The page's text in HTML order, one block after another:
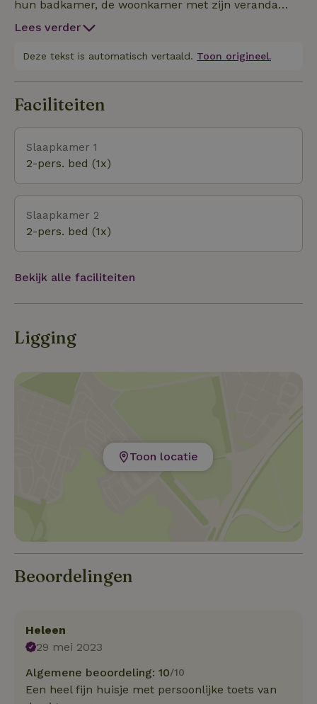
hun badkamer, de woonkamer met zijn veranda
biedt u een panorama en een 180 ° open uitzicht op
gehucht Lacoste, op 5 minuten met de auto van alle
direct vanuit het huis te gaan wandelen en te
Lees verder
Deze tekst is automatisch vertaald. Toon origineel.
Faciliteiten
Slaapkamer 1
2-pers. bed (1x)
Slaapkamer 2
2-pers. bed (1x)
Bekijk alle faciliteiten
Ligging
Toon locatie
Beoordelingen
Heleen
29 mei 2023
Algemene beoordeling: 10/10
Een heel fijn huisje met persoonlijke toets van